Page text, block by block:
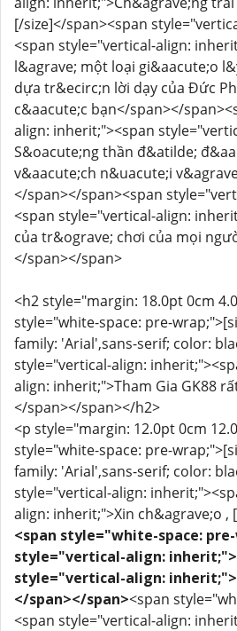
[/size]</span><span
<span style="vertical-align:
l&agrave; một loại gi&aacute;o
dựa tr&ecirc;n lời dạy của Đức
c&aacute;c bạn</span></
align: inherit;"><span
S&oacute;ng thần đ&atilde;
v&aacute;ch n&uacute;i
</span></span><span
<span style="vertical-align:
của tr&ograve; chơi của mọi
</span></span>
<h2 style="margin: 18.0pt 0cm
style="white-space: pre-
family: 'Arial',sans-serif; color:
style="vertical-align:
align: inherit;">Tham Gia GK88
</span></span></h2>
<p style="margin: 12.0pt 0cm
style="white-space: pre-
family: 'Arial',sans-serif; color:
style="vertical-align:
align: inherit;">Xin ch&agrave;o ,
<span style="white-space:
style="vertical-align:
style="vertical-align:
</span></span><span
<span style="vertical-align: